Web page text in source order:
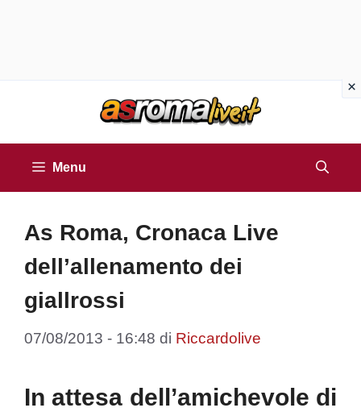
Menu
As Roma, Cronaca Live
dell’allenamento dei
giallrossi
07/08/2013 - 16:48 di Riccardolive
In attesa dell’amichevole di